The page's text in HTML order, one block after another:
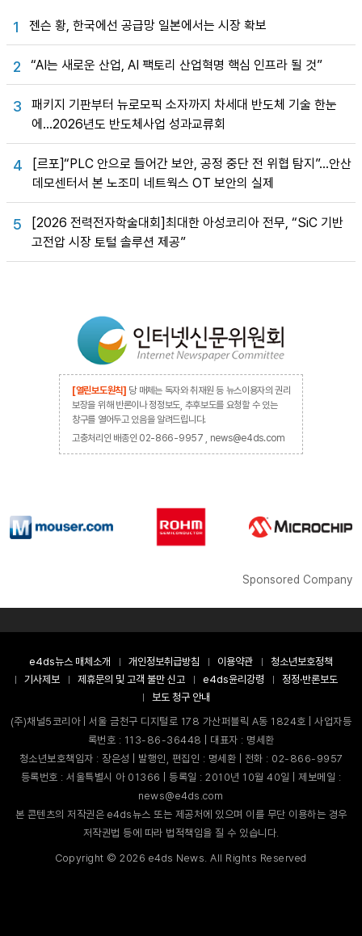
1 젠슨 황, 한국에선 공급망 일본에서는 시장 확보
2 “AI는 새로운 산업, AI 팩토리 산업혁명 핵심 인프라 될 것”
3
패키지 기판부터 뉴로모픽 소자까지 차세대 반도체 기술 한눈
에…2026년도 반도체사업 성과교류회
4
[르포]“PLC 안으로 들어간 보안, 공정 중단 전 위협 탐지”…안산
데모센터서 본 노조미 네트웍스 OT 보안의 실제
5
[2026 전력전자학술대회]최대한 아성코리아 전무, “SiC 기반
고전압 시장 토털 솔루션 제공”
[열린보도원칙] 당 매체는 독자와 취재원 등 뉴스이용자의 권리
보장을 위해 반론이나 정정보도, 추후보도를 요청할 수 있는
창구를 열어두고 있음을 알려드립니다.
고충처리인 배종인 02-866-9957 , news@e4ds.com
Sponsored Company
e4ds뉴스 매체소개 개인정보취급방침 이용약관
청소년보호정책
기사제보
제휴문의 및 고객 불만 신고 e4ds윤리강령
정정·반론보도
보도 청구 안내
(주)채널5코리아 | 서울 금천구 디지털로 178 가산퍼블릭 A동 1824호 | 사업자등
록번호 : 113-86-36448 | 대표자 : 명세환
청소년보호책임자 : 장은성 | 발행인, 편집인 : 명세환 | 전화 : 02-866-9957
등록번호 : 서울특별시 아 01366 | 등록일 : 2010년 10월 40일 | 제보메일 :
news@e4ds.com
본 콘텐츠의 저작권은 e4ds뉴스 또는 제공처에 있으며 이를 무단 이용하는 경우
저작권법 등에 따라 법적책임을 질 수 있습니다.
Copyright ©2026 e4ds News. All Rights Reserved